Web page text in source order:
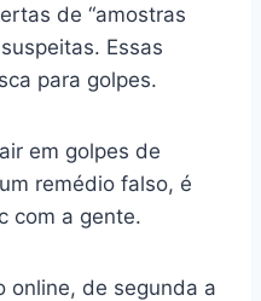
de “amostras
Essas
para golpes.
em golpes de
remédio falso, é
com a gente.
online, de segunda a